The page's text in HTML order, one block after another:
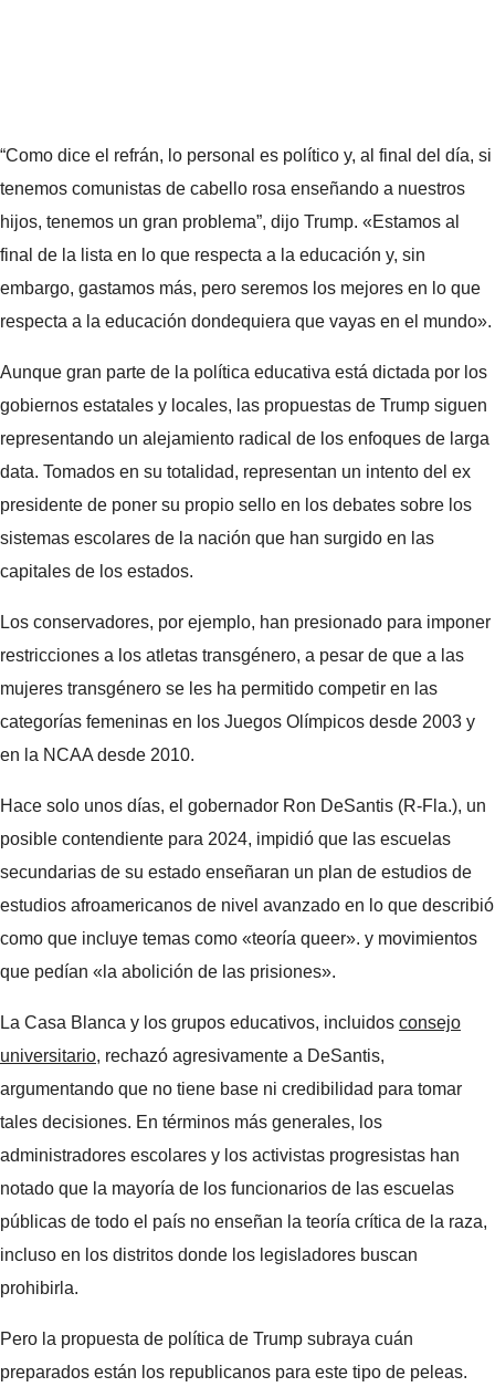
“Como dice el refrán, lo personal es político y, al final del día, si
tenemos comunistas de cabello rosa enseñando a nuestros
hijos, tenemos un gran problema”, dijo Trump. «Estamos al
final de la lista en lo que respecta a la educación y, sin
embargo, gastamos más, pero seremos los mejores en lo que
respecta a la educación dondequiera que vayas en el mundo».
Aunque gran parte de la política educativa está dictada por los
gobiernos estatales y locales, las propuestas de Trump siguen
representando un alejamiento radical de los enfoques de larga
data. Tomados en su totalidad, representan un intento del ex
presidente de poner su propio sello en los debates sobre los
sistemas escolares de la nación que han surgido en las
capitales de los estados.
Los conservadores, por ejemplo, han presionado para imponer
restricciones a los atletas transgénero, a pesar de que a las
mujeres transgénero se les ha permitido competir en las
categorías femeninas en los Juegos Olímpicos desde 2003 y
en la NCAA desde 2010.
Hace solo unos días, el gobernador Ron DeSantis (R-Fla.), un
posible contendiente para 2024, impidió que las escuelas
secundarias de su estado enseñaran un plan de estudios de
estudios afroamericanos de nivel avanzado en lo que describió
como que incluye temas como «teoría queer». y movimientos
que pedían «la abolición de las prisiones».
La Casa Blanca y los grupos educativos, incluidos consejo
universitario, rechazó agresivamente a DeSantis,
argumentando que no tiene base ni credibilidad para tomar
tales decisiones. En términos más generales, los
administradores escolares y los activistas progresistas han
notado que la mayoría de los funcionarios de las escuelas
públicas de todo el país no enseñan la teoría crítica de la raza,
incluso en los distritos donde los legisladores buscan
prohibirla.
Pero la propuesta de política de Trump subraya cuán
preparados están los republicanos para este tipo de peleas.